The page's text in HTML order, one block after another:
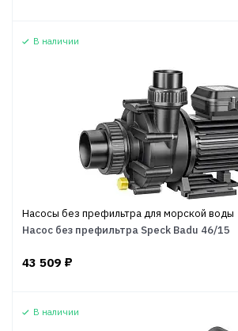
В наличии
Насосы без префильтра для морской воды
Насос без префильтра Speck Badu 46/15
43 509 ₽
В наличии